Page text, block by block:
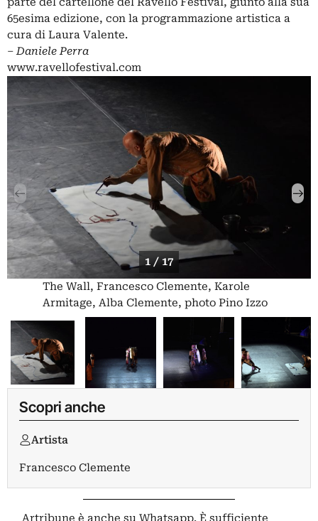
65esima edizione, con la programmazione artistica a
cura di Laura Valente.
–Daniele Perra
www.ravellofestival.com
1 / 17
The Wall, Francesco Clemente, Karole
Armitage, Alba Clemente, photo Pino Izzo
Scopri anche
Artista
Francesco Clemente
Artribune è anche su Whatsapp. È sufficiente